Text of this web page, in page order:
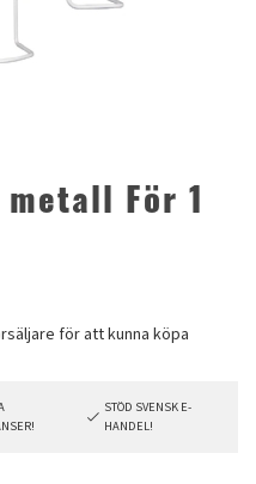
För 1
STÖD SVENSK E-
HANDEL!